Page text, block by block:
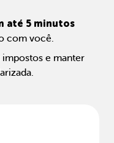
até 5 minutos
com você.
e manter